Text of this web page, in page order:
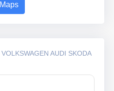
VOLKSWAGEN AUDI SKODA